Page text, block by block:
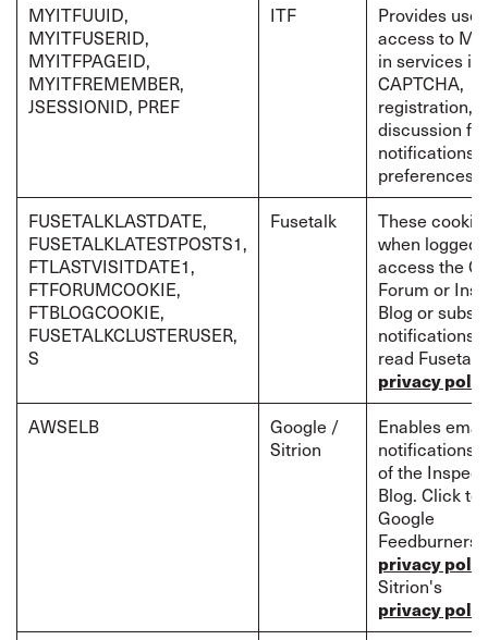
MYITFUUID,
MYITFUSERID,
MYITFPAGEID,
MYITFREMEMBER,
JSESSIONID, PREF
ITF
Provides
access to
in services
CAPTCHA,
registration,
discussion
notifications
preferences
FUSETALKLASTDATE,
FUSETALKLATESTPOSTS1,
FTLASTVISITDATE1,
FTFORUMCOOKIE,
FTBLOGCOOKIE,
FUSETALKCLUSTERUSER,
S
Fusetalk
These
when
access the
Forum or
Blog or
notifications.
read
privacy
AWSELB
Google /
Sitrion
Enables email
notifications
of the
Blog. Click to
Google
privacy
Sitrion's
privacy